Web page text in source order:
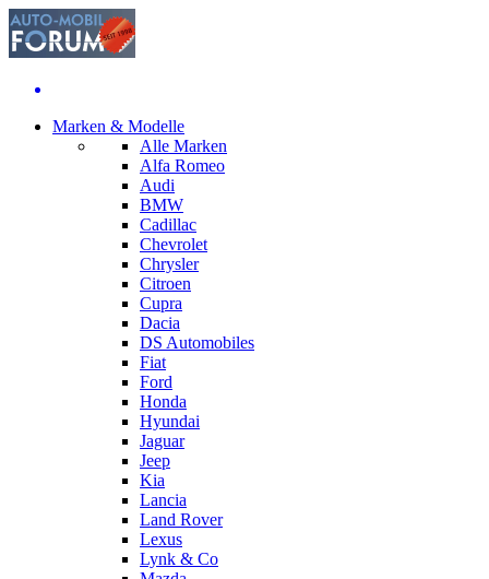
Marken & Modelle
Alle Marken
Alfa Romeo
Audi
BMW
Cadillac
Chevrolet
Chrysler
Citroen
Cupra
Dacia
DS Automobiles
Fiat
Ford
Honda
Hyundai
Jaguar
Jeep
Kia
Lancia
Land Rover
Lexus
Lynk & Co